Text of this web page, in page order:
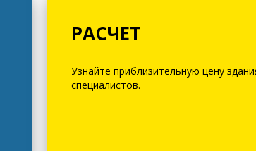
РАСЧЕТ
Узнайте приблизительную цену
специалистов.